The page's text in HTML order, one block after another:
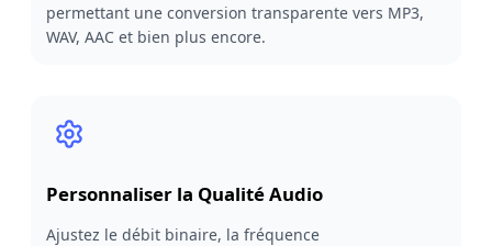
permettant une conversion transparente vers MP3,
WAV, AAC et bien plus encore.
Personnaliser la Qualité Audio
Ajustez le débit binaire, la fréquence